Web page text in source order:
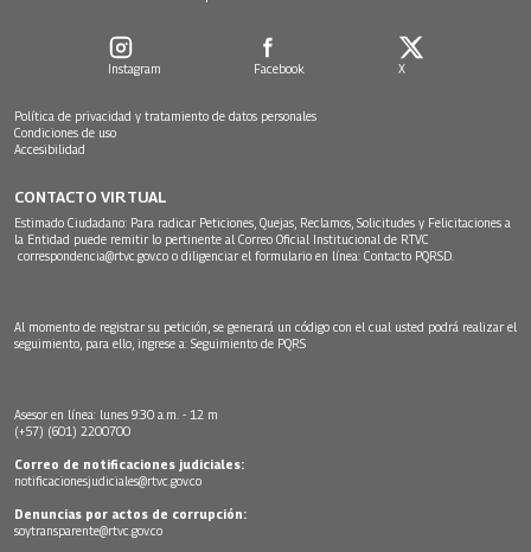
Instagram Facebook X
Política de privacidad y tratamiento de datos personales
Condiciones de uso
Accesibilidad
CONTACTO VIRTUAL
Estimado Ciudadano: Para radicar Peticiones, Quejas, Reclamos, Solicitudes y Felicitaciones a
la Entidad puede remitir lo pertinente al Correo Oficial Institucional de RTVC
correspondencia@rtvc.gov.co o diligenciar el formulario en línea: Contacto PQRSD.
Al momento de registrar su petición, se generará un código con el cual usted podrá realizar el
seguimiento, para ello, ingrese a: Seguimiento de PQRS
Asesor en línea: lunes 9:30 a.m. - 12 m
(+57) (601) 2200700
Correo de notificaciones judiciales:
notificacionesjudiciales@rtvc.gov.co
Denuncias por actos de corrupción:
soytransparente@rtvc.gov.co